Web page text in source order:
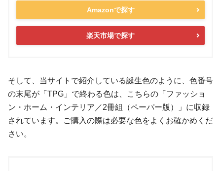
Amazonで探す
楽天市場で探す
そして、当サイトで紹介している誕生色のように、色番号
の末尾が「TPG」で終わる色は、こちらの「ファッショ
ン・ホーム・インテリア／2冊組（ペーパー版）」に収録
されています。ご購入の際は必要な色をよくお確かめくだ
さい。